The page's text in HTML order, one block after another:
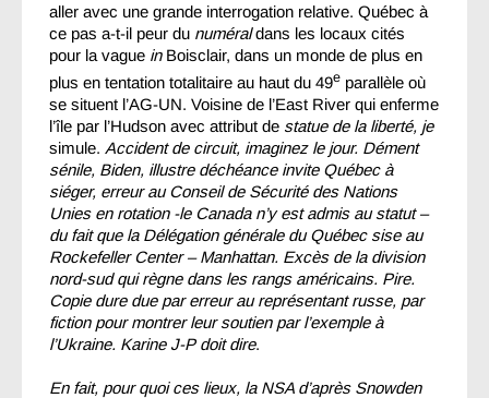
aller avec une grande interrogation relative. Québec à
ce pas a-t-il peur du numéraldans les locaux cités
pour la vague inBoisclair, dans un monde de plus en
plus en tentation totalitaire au haut du 49e parallèle où
se situent l’AG-UN. Voisine de l’East River qui enferme
l’île par l’Hudson avec attribut de statue de la liberté, je
simule. Accident de circuit, imaginez le jour. Dément
sénile, Biden, illustre déchéance invite Québec à
siéger, erreur au Conseil de Sécurité des Nations
Unies en rotation -le Canada n’y est admis au statut –
du fait que la Délégation générale du Québec sise au
Rockefeller Center – Manhattan. Excès de la division
nord-sud qui règne dans les rangs américains. Pire.
Copie dure due par erreur au représentant russe, par
fiction pour montrer leur soutien par l’exemple à
l’Ukraine. Karine J-P doit dire.
En fait, pour quoi ces lieux, la NSA d’après Snowden